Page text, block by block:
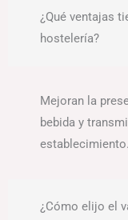
¿Qué ventajas
hostelería?
Mejoran la
bebida y
establecimiento.
¿Cómo elijo el